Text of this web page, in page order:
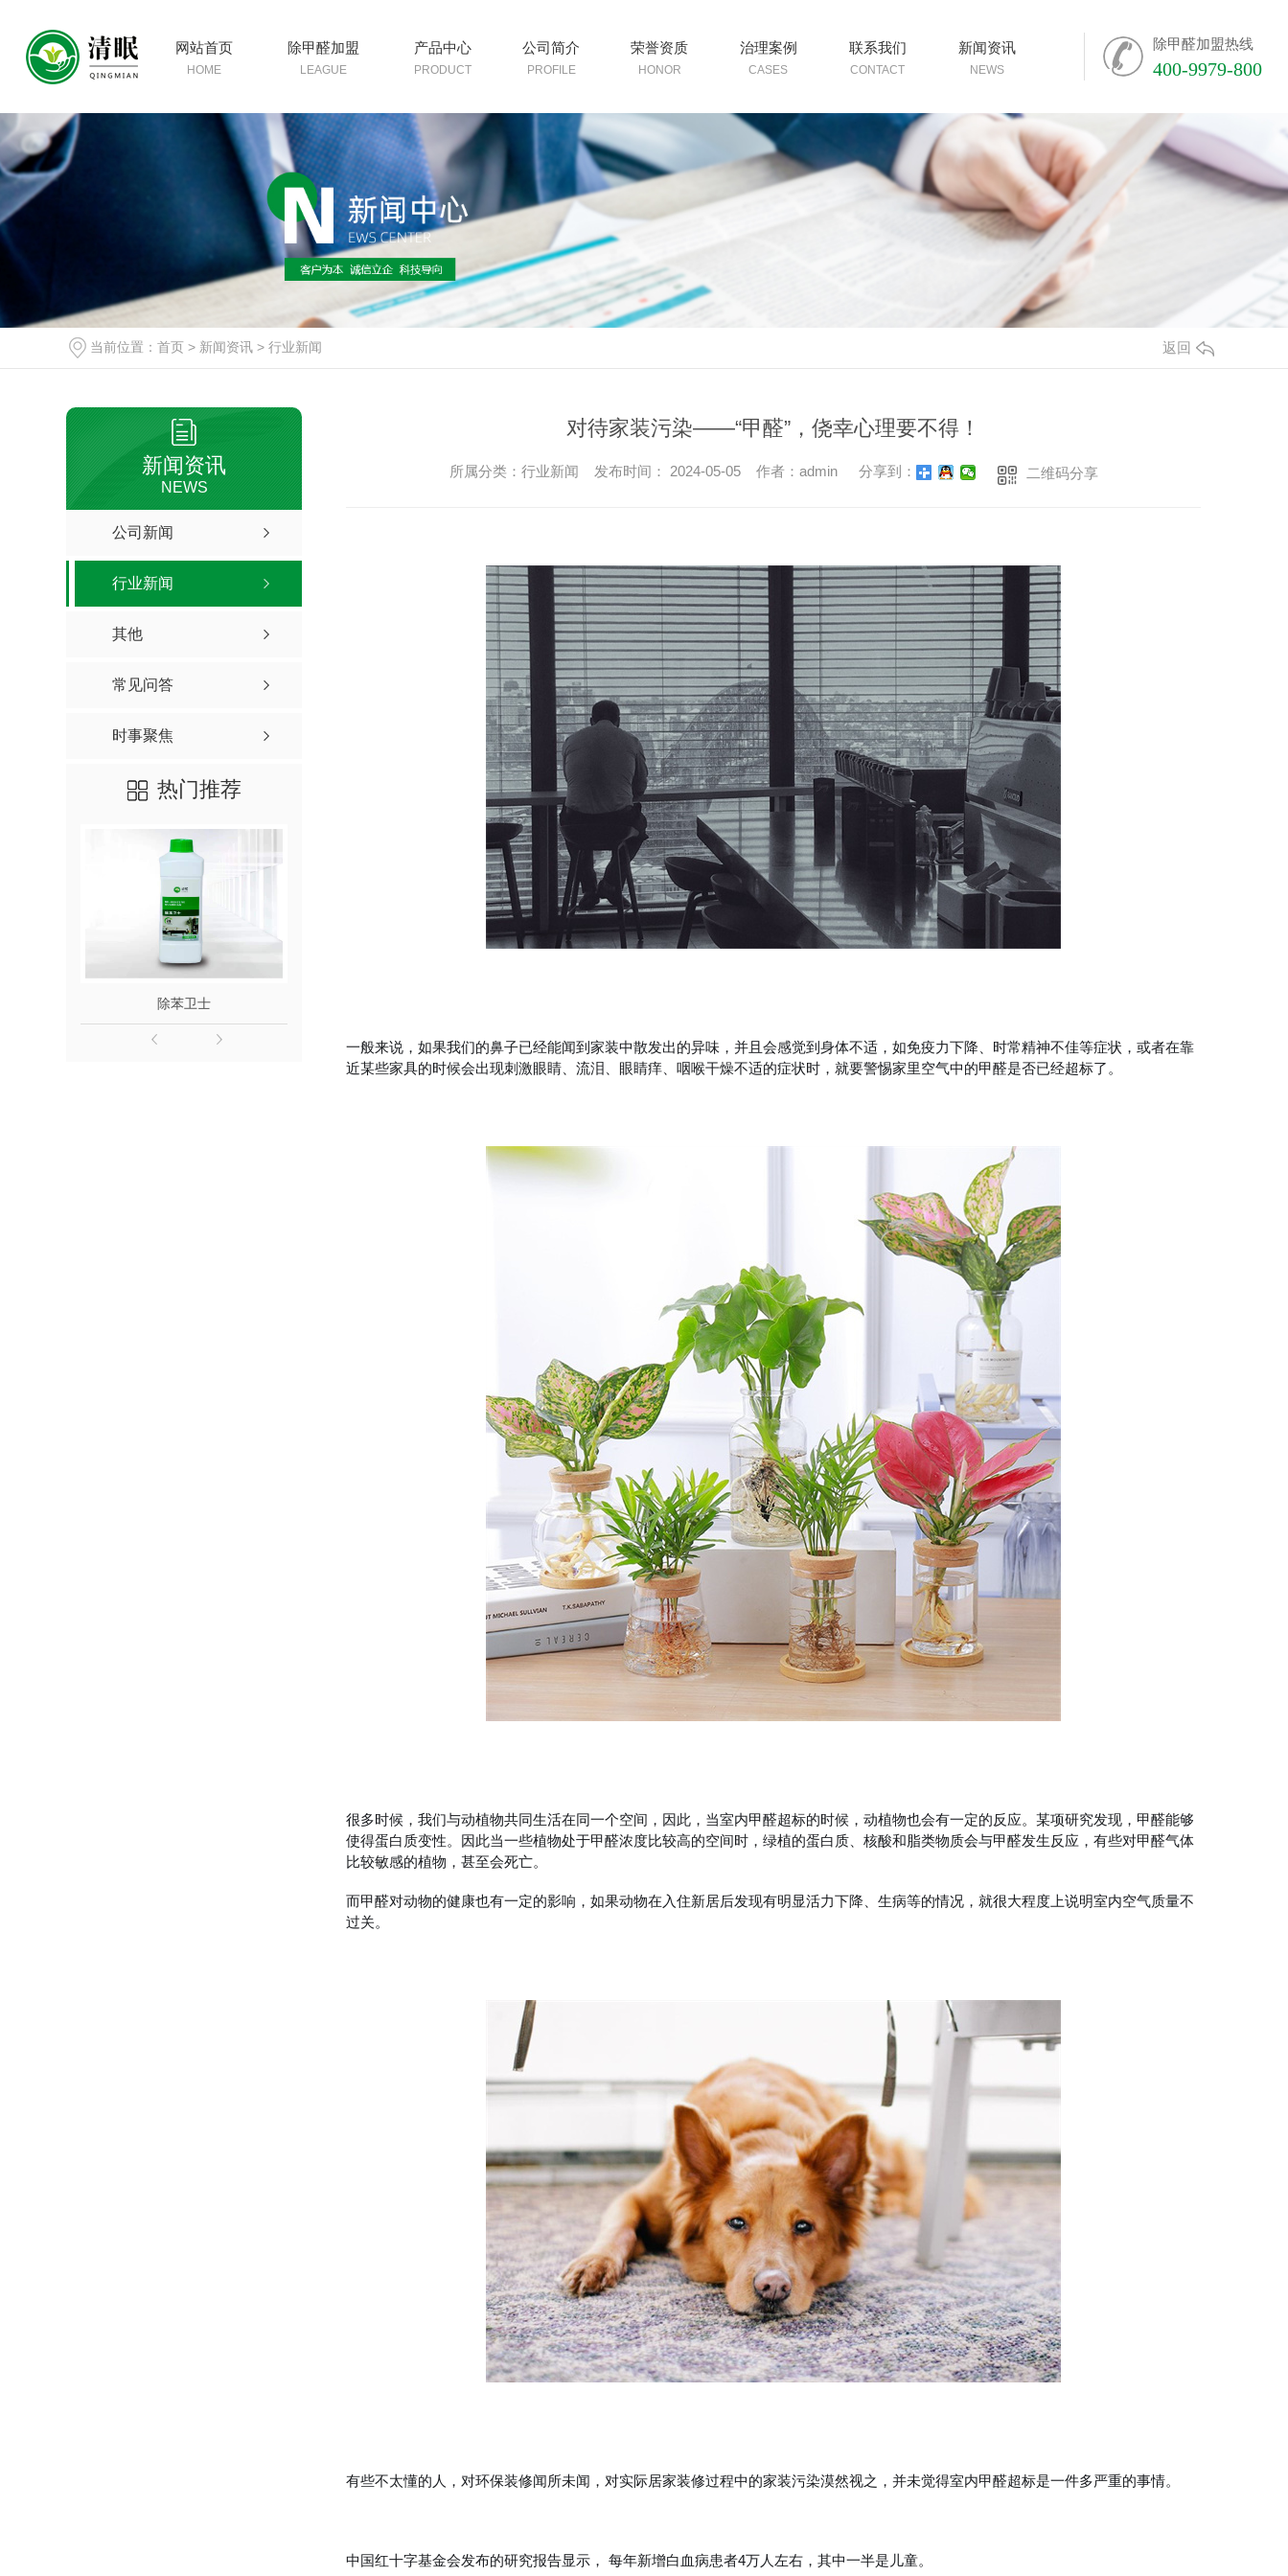
除甲醛加盟热线
400-9979-800
网站首页
HOME
除甲醛加盟
LEAGUE
产品中心
PRODUCT
公司简介
PROFILE
荣誉资质
HONOR
治理案例
CASES
联系我们
CONTACT
新闻资讯
NEWS
当前位置： 首页 > 新闻资讯 > 行业新闻 返回
新闻资讯
NEWS
公司新闻
行业新闻
其他
常见问答
时事聚焦
热门推荐
除苯卫士
对待家装污染——“甲醛”，侥幸心理要不得！
所属分类：行业新闻 发布时间： 2024-05-05 作者：admin 分享到： 二维码分享
一般来说，如果我们的鼻子已经能闻到家装中散发出的异味，并且会感觉到身体不适，如免疫力下降、时常精神不佳等症状，或者在靠
近某些家具的时候会出现刺激眼睛、流泪、眼睛痒、咽喉干燥不适的症状时，就要警惕家里空气中的甲醛是否已经超标了。
很多时候，我们与动植物共同生活在同一个空间，因此，当室内甲醛超标的时候，动植物也会有一定的反应。某项研究发现，甲醛能够
使得蛋白质变性。因此当一些植物处于甲醛浓度比较高的空间时，绿植的蛋白质、核酸和脂类物质会与甲醛发生反应，有些对甲醛气体
比较敏感的植物，甚至会死亡。
而甲醛对动物的健康也有一定的影响，如果动物在入住新居后发现有明显活力下降、生病等的情况，就很大程度上说明室内空气质量不
过关。
有些不太懂的人，对环保装修闻所未闻，对实际居家装修过程中的家装污染漠然视之，并未觉得室内甲醛超标是一件多严重的事情。
中国红十字基金会发布的研究报告显示， 每年新增白血病患者4万人左右，其中一半是儿童。